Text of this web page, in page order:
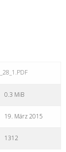
0.3 MiB
19. März 2015
1312